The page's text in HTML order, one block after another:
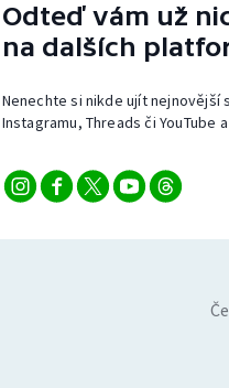
Odteď vám už
na dalších
Nenechte si nikde ujít nejnovější
Instagramu, Threads či YouTube